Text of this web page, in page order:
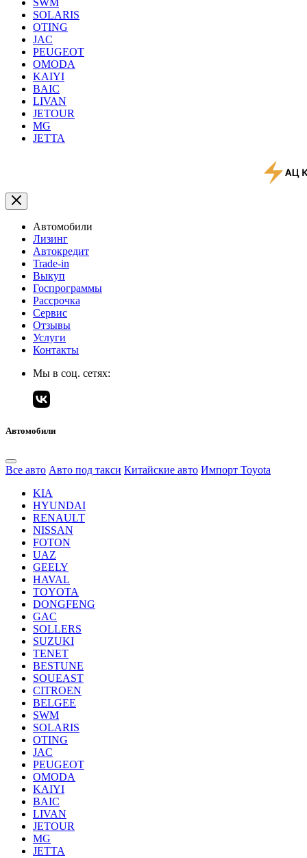
SWM
SOLARIS
OTING
JAC
PEUGEOT
OMODA
KAIYI
BAIC
LIVAN
JETOUR
MG
JETTA
Автомобили
Лизинг
Автокредит
Trade-in
Выкуп
Госпрограммы
Рассрочка
Сервис
Отзывы
Услуги
Контакты
Мы в соц. сетях:
Автомобили
Все авто Авто под такси Китайские авто Импорт Toyota
KIA
HYUNDAI
RENAULT
NISSAN
FOTON
UAZ
GEELY
HAVAL
TOYOTA
DONGFENG
GAC
SOLLERS
SUZUKI
TENET
BESTUNE
SOUEAST
CITROEN
BELGEE
SWM
SOLARIS
OTING
JAC
PEUGEOT
OMODA
KAIYI
BAIC
LIVAN
JETOUR
MG
JETTA